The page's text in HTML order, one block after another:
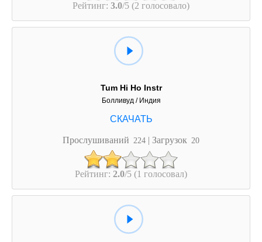
Рейтинг: 3.0/5 (2 голосовало)
Tum Hi Ho Instr
Болливуд / Индия
Прослушиваний 224 | Загрузок 20
Рейтинг: 2.0/5 (1 голосовал)